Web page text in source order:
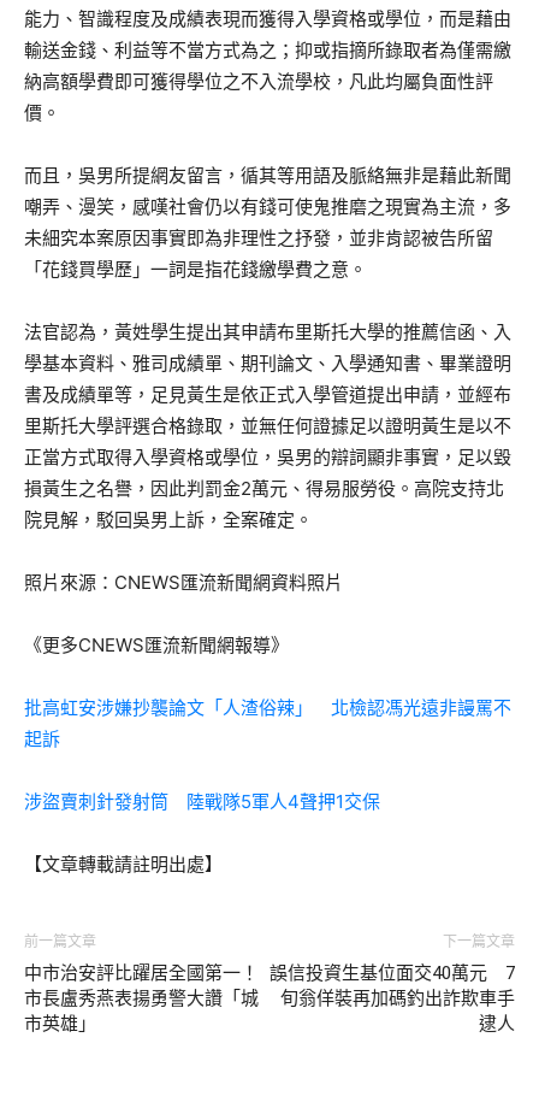
能力、智識程度及成績表現而獲得入學資格或學位，而是藉由
輸送金錢、利益等不當方式為之；抑或指摘所錄取者為僅需繳
納高額學費即可獲得學位之不入流學校，凡此均屬負面性評
價。
而且，吳男所提網友留言，循其等用語及脈絡無非是藉此新聞
嘲弄、漫笑，感嘆社會仍以有錢可使鬼推磨之現實為主流，多
未細究本案原因事實即為非理性之抒發，並非肯認被告所留
「花錢買學歷」一詞是指花錢繳學費之意。
法官認為，黃姓學生提出其申請布里斯托大學的推薦信函、入
學基本資料、雅司成績單、期刊論文、入學通知書、畢業證明
書及成績單等，足見黃生是依正式入學管道提出申請，並經布
里斯托大學評選合格錄取，並無任何證據足以證明黃生是以不
正當方式取得入學資格或學位，吳男的辯詞顯非事實，足以毀
損黃生之名譽，因此判罰金2萬元、得易服勞役。高院支持北
院見解，駁回吳男上訴，全案確定。
照片來源：CNEWS匯流新聞網資料照片
《更多CNEWS匯流新聞網報導》
批高虹安涉嫌抄襲論文「人渣俗辣」 北檢認馮光遠非謾罵不
起訴
涉盜賣刺針發射筒 陸戰隊5軍人4聲押1交保
【文章轉載請註明出處】
前一篇文章
中市治安評比躍居全國第一！
市長盧秀燕表揚勇警大讚「城
市英雄」
下一篇文章
誤信投資生基位面交40萬元 7
旬翁佯裝再加碼釣出詐欺車手
逮人